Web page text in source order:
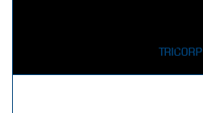
TRICORP